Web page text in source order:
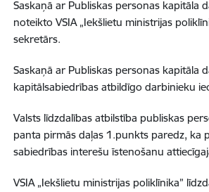
Saskaņā ar Publiskas personas kapitāla
noteikto VSIA „Iekšlietu ministrijas
sekretārs.
Saskaņā ar Publiskas personas kapitāla
kapitālsabiedrības atbildīgo darbinieku
Valsts līdzdalības atbilstība publiskas
panta pirmās daļas 1.punkts paredz, ka
sabiedrības interešu īstenošanu
VSIA „Iekšlietu ministrijas poliklīnika”